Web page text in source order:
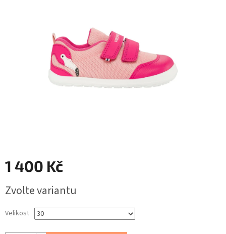
1 400 Kč
cena:
Zvolte variantu
Velikost